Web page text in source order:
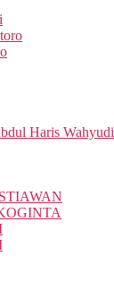
Haris Wahyudi